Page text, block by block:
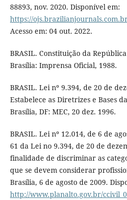
88893, nov. 2020. Disponível em:
https://
Acesso em: 04 out. 2022.
BRASIL. Constituição da
Brasília: Imprensa Oficial, 1988.
BRASIL. Lei nº 9.394, de 20 de
Estabelece as Diretrizes e Bases
Brasília, DF: MEC, 20 dez. 1996.
BRASIL. Lei nº 12.014, de 6 de
61 da Lei no 9.394, de 20 de
finalidade de discriminar as
que se devem considerar
Brasília, 6 de agosto de 2009.
http://www.planalto.gov.br/